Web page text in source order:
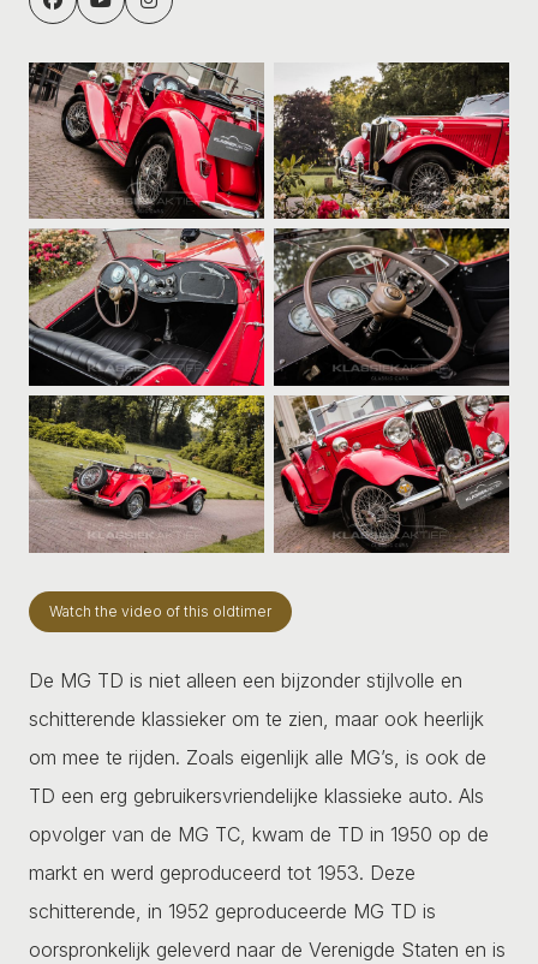
Watch the video of this oldtimer
De MG TD is niet alleen een bijzonder stijlvolle en
schitterende klassieker om te zien, maar ook heerlijk
om mee te rijden. Zoals eigenlijk alle MG’s, is ook de
TD een erg gebruikersvriendelijke klassieke auto. Als
opvolger van de MG TC, kwam de TD in 1950 op de
markt en werd geproduceerd tot 1953. Deze
schitterende, in 1952 geproduceerde MG TD is
oorspronkelijk geleverd naar de Verenigde Staten en is